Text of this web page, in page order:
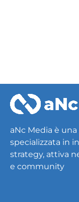
aNc Media è
specializzata in
strategy, attiva
e community